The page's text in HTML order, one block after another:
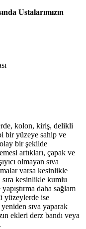
Ustalarımızın
kolon, kiriş, delikli
bir yüzeye sahip ve
bir şekilde
artıkları, çapak ve
olmayan sıva
varsa kesinlikle
sıra kesinlikle kumlu
daha sağlam
yüzeylerde ise
sıva yaparak
ekleri derz bandı veya